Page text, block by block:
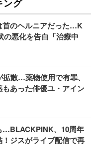
ング
首のヘルニアだった…K
の悪化を告白「治療中
拡散…薬物使用で有罪、
あった俳優ユ・アイン
…BLACKPINK、10周年
ジスがライブ配信で再